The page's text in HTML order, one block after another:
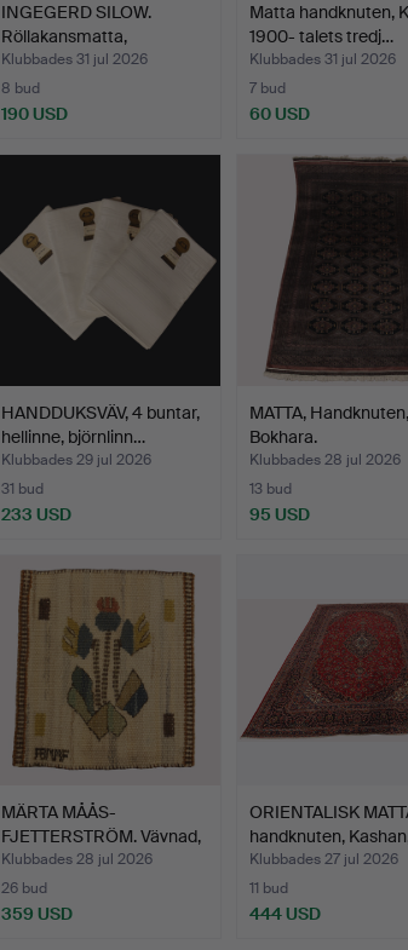
INGEGERD SILOW.
Röllakansmatta,
geometrisk…
Klubbades 31 jul 2026
8 bud
190 USD
Matta handknuten,
1900- talets tredj…
Klubbades 31 jul 2026
7 bud
60 USD
HANDDUKSVÄV, 4 buntar,
hellinne, björnlinn…
Klubbades 29 jul 2026
31 bud
233 USD
MATTA, Handknuten,
Bokhara.
Klubbades 28 jul 2026
13 bud
95 USD
MÄRTA MÅÅS-
FJETTERSTRÖM. Vävnad,
blomsterm…
Klubbades 28 jul 2026
26 bud
359 USD
ORIENTALISK
handknuten,
Klubbades 27 jul 2026
11 bud
444 USD